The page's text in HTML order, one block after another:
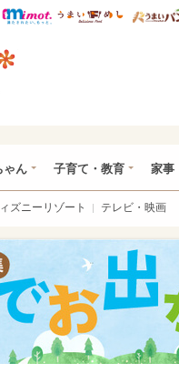
ウレぴあ総研 ディズニー特集
mimot. うまいめ
ゃん 子育て・教育 家事
ズニーリゾート テレビ・映画